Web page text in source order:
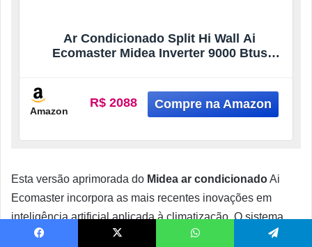
Ar Condicionado Split Hi Wall Ai
Ecomaster Midea Inverter 9000 Btus
Amazon
R$ 2088
Esta versão aprimorada do Midea ar condicionadoAi
Ecomaster incorpora as mais recentes inovações em
inteligência artificial aplicada à climatização. O sistema
neural avançado processa mais de 1000 variáveis